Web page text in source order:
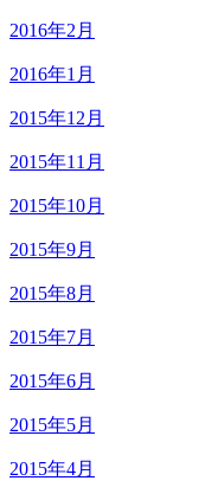
2016年2月
2016年1月
2015年12月
2015年11月
2015年10月
2015年9月
2015年8月
2015年7月
2015年6月
2015年5月
2015年4月